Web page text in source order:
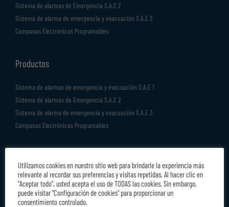
Sistema de alarmas de Emergencia S.A.E 2
Sistema de alarma de emergencia y evacuación S.A.E 3
Campanas Electrónicas Programables
Productos
Sistema de alarmas de emergencia y evacuación S.A.E 1
Sistema de alarmas de Emergencia S.A.E 2
Sistema de alarma de emergencia y evacuación S.A.E 3
Campanas Electrónicas Programables
Utilizamos cookies en nuestro sitio web para brindarle la experiencia más
relevante al recordar sus preferencias y visitas repetidas. Al hacer clic en
"Aceptar todo", usted acepta el uso de TODAS las cookies. Sin embargo,
puede visitar "Configuración de cookies" para proporcionar un
consentimiento controlado.